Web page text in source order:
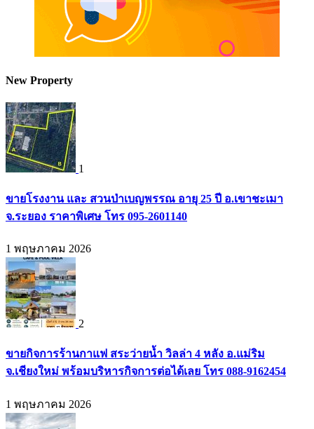
New Property
1
ขายโรงงาน และ สวนป่าเบญพรรณ อายุ 25 ปี อ.เขาชะเมา
จ.ระยอง ราคาพิเศษ โทร 095-2601140
1 พฤษภาคม 2026
2
ขายกิจการร้านกาแฟ สระว่ายน้ำ วิลล่า 4 หลัง อ.แม่ริม
จ.เชียงใหม่ พร้อมบริหารกิจการต่อได้เลย โทร 088-9162454
1 พฤษภาคม 2026